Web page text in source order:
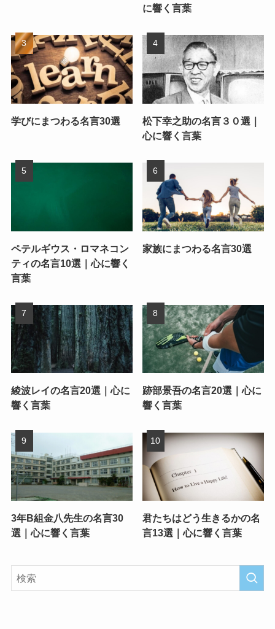
に響く言葉
学びにまつわる名言30選
松下幸之助の名言３０選｜
心に響く言葉
ペテルギウス・ロマネコン
ティの名言10選｜心に響く
言葉
家族にまつわる名言30選
綾波レイの名言20選｜心に
響く言葉
跡部景吾の名言20選｜心に
響く言葉
3年B組金八先生の名言30
選｜心に響く言葉
君たちはどう生きるかの名
言13選｜心に響く言葉